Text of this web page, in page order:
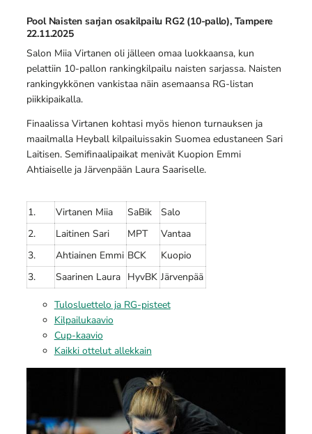
Pool Naisten sarjan osakilpailu RG2 (10-pallo), Tampere
22.11.2025
Salon Miia Virtanen oli jälleen omaa luokkaansa, kun
pelattiin 10-pallon rankingkilpailu naisten sarjassa. Naisten
rankingykkönen vankistaa näin asemaansa RG-listan
piikkipaikalla.
Finaalissa Virtanen kohtasi myös hienon turnauksen ja
maailmalla Heyball kilpailuissakin Suomea edustaneen Sari
Laitisen. Semifinaalipaikat menivät Kuopion Emmi
Ahtiaiselle ja Järvenpään Laura Saariselle.
1. Virtanen Miia SaBik
Salo
2.
Laitinen Sari MPT
Vantaa
3.
Ahtiainen Emmi BCK
Kuopio
3.
Saarinen Laura HyvBK Järvenpää
Tulosluettelo ja RG-pisteet
Kilpailukaavio
Cup-kaavio
Kaikki ottelut allekkain